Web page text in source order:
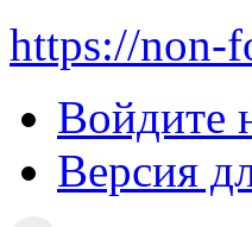
https://non-
Войдите
Версия